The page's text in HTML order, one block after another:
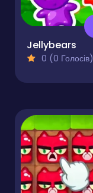
Jellybears
0 (0 Голосів)